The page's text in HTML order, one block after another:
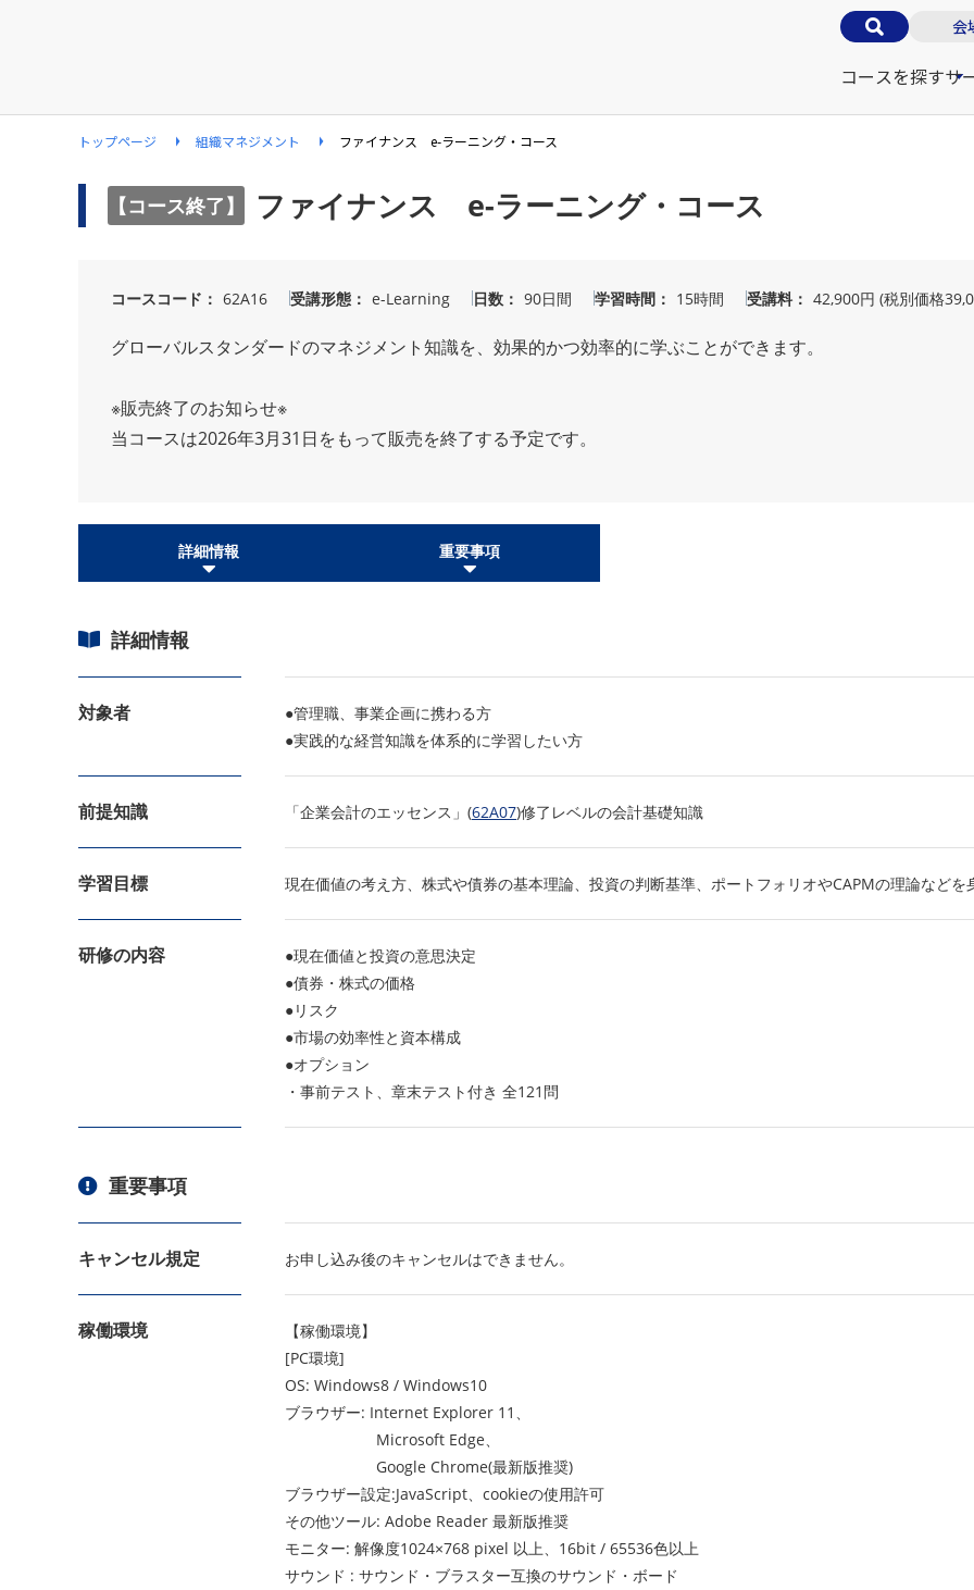
会
コースを探すサ
トップページ 組織マネジメント ファイナンス e-ラーニング・コース
【コース終了】 ファイナンス e-ラーニング・コース
コースコード 62A16 受講形態 e-Learning 日数 90日間 学習時間 15時間 受講料 42,900円 (税別価格
グローバルスタンダードのマネジメント知識を、効果的かつ効率的に学ぶことができます。
※販売終了のお知らせ※
当コースは2026年3月31日をもって販売を終了する予定です。
詳細情報 重要事項
詳細情報
対象者
●管理職、事業企画に携わる方
●実践的な経営知識を体系的に学習したい方
前提知識 「企業会計のエッセンス」(62A07)修了レベルの会計基礎知識
学習目標 現在価値の考え方、株式や債券の基本理論、投資の判断基準、ポートフォリオやCAPMの理論などを
研修の内容
●現在価値と投資の意思決定
●債券・株式の価格
●リスク
●市場の効率性と資本構成
●オプション
・事前テスト、章末テスト付き 全121問
重要事項
キャンセル規定 お申し込み後のキャンセルはできません。
稼働環境
【稼働環境】
[PC環境]
OS: Windows8 / Windows10
ブラウザー: Internet Explorer 11、
Microsoft Edge、
Google Chrome(最新版推奨)
ブラウザー設定:JavaScript、cookieの使用許可
その他ツール: Adobe Reader 最新版推奨
モニター: 解像度1024×768 pixel 以上、16bit / 65536色以上
サウンド : サウンド・ブラスター互換のサウンド・ボード